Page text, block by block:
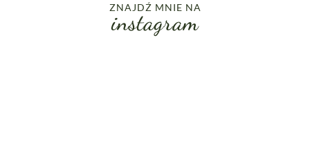
ZNAJDŹ MNIE NA
instagram